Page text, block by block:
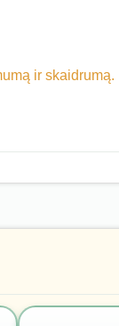
ir skaidrumą.